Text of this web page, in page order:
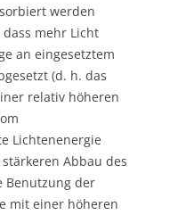
werden
mehr Licht
an eingesetztem
(d. h. das
relativ höheren
Lichtenenergie
Abbau des
Benutzung der
mit einer höheren